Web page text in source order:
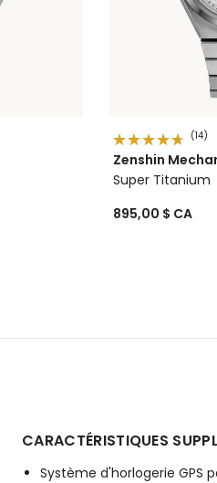
(14)
Zenshin
Super Titanium
895,00 $ CA
CARACTÉRISTIQUES
Système d'horlogerie GPS